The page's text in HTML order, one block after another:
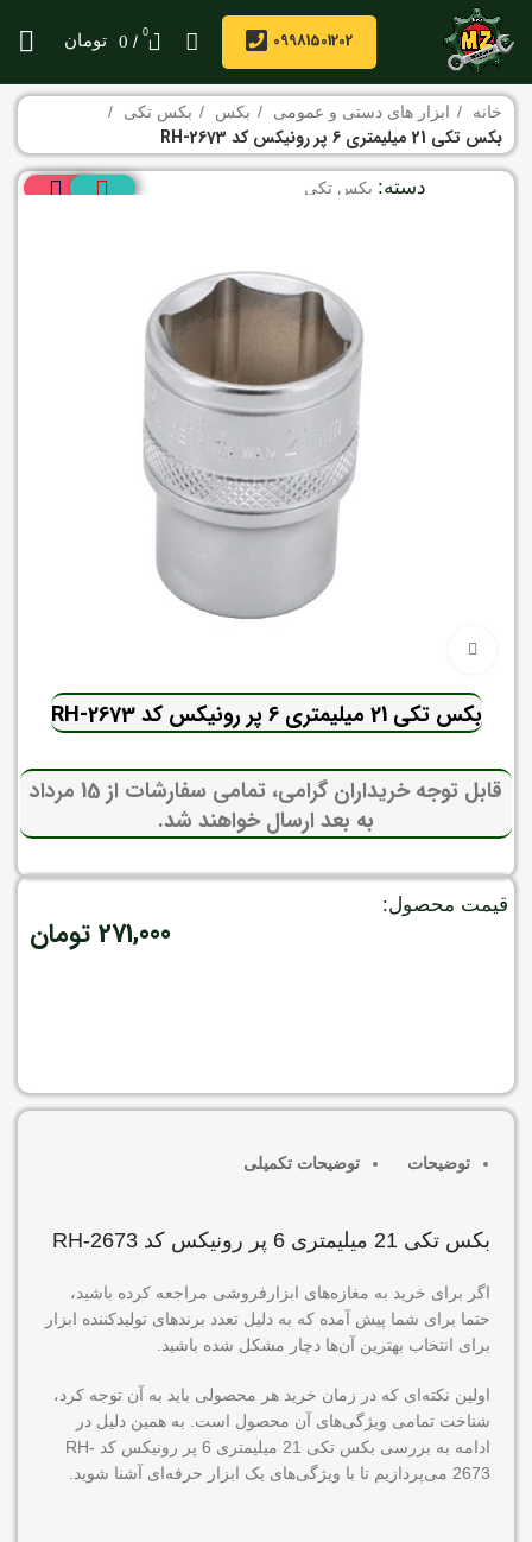
09981501202
0
/
0 تومان
خانه ابزار های دستی و عمومی بکس بکس تکی
بکس تکی 21 میلیمتری 6 پر رونیکس کد RH-2673
دسته: بکس تکی
بکس تکی 21 میلیمتری 6 پر رونیکس کد RH-2673
قابل توجه خریداران گرامی، تمامی سفارشات از 15 مرداد
به بعد ارسال خواهند شد.
قیمت محصول:
271,000 تومان
توضیحات توضیحات تکمیلی
بکس تکی 21 میلیمتری 6 پر رونیکس کد RH-2673
اگر برای خرید به مغازه‌های ابزارفروشی مراجعه کرده باشید،
حتما برای شما پیش آمده که به دلیل تعدد برندهای تولیدکننده ابزار
برای انتخاب بهترین آن‌ها دچار مشکل شده باشید.
اولین نکته‌ای که در زمان خرید هر محصولی باید به آن توجه کرد،
شناخت تمامی ویژگی‌های آن محصول است. به همین دلیل در
ادامه به بررسی بکس تکی 21 میلیمتری 6 پر رونیکس کد RH-
2673 می‌پردازیم تا با ویژگی‌های یک ابزار حرفه‌ای آشنا شوید.